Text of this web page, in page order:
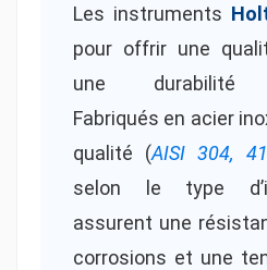
Les instruments
pour offrir une
une durabilité
Fabriqués en acier
qualité (AISI 304,
selon le type
assurent une
corrosions et une